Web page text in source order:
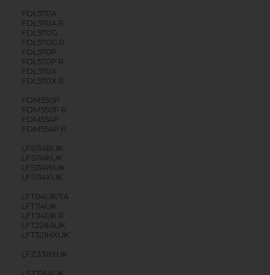
FDL570A
FDL570A.R
FDL570G
FDL570G.R
FDL570P
FDL570P.R
FDL570X
FDL570X.R
FDM550P
FDM550P.R
FDM554P
FDM554P.R
LFS114BUK
LFS114KUK
LFS114WUK
LFS114XUK
LFT04UK/TA
LFT114UK
LFT114UK.R
LFT228AUK
LFT321HXUK
LFZ338XUK